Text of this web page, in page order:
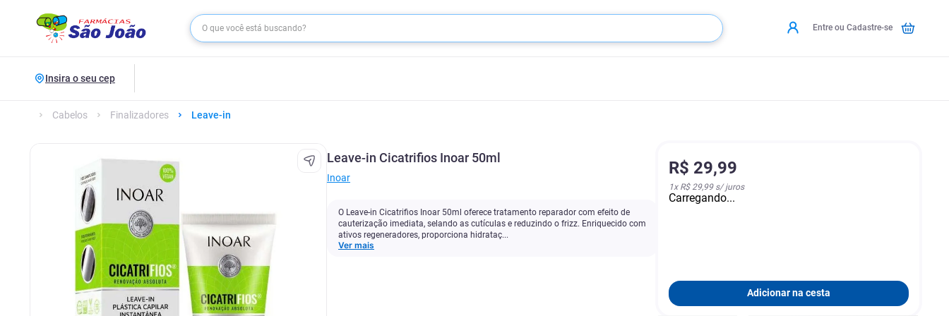
Entre ou Cadastre-se
Insira o seu cep
Cabelos Finalizadores Leave-in
Leave-in Cicatrifios Inoar 50ml
Inoar
O Leave-in Cicatrifios Inoar 50ml oferece tratamento reparador com efeito de
cauterização imediata, selando as cutículas e reduzindo o frizz. Enriquecido com
ativos regeneradores, proporciona hidrataç...
Ver mais
R$ 29,99
1x R$ 29,99s/ juros
Carregando...
Adicionar na cesta